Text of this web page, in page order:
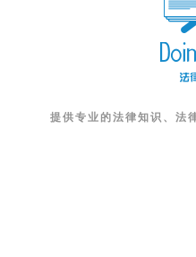
提供专业的法律知识、法